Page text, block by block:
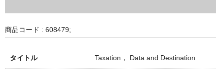
商品コード : 608479;
タイトル Taxation， Data and Destination